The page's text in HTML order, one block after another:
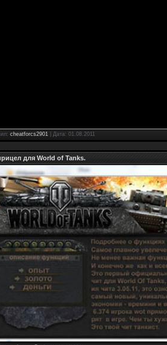
cheatforcs2901 | Дата: 01.08.2011
для World of Tanks.